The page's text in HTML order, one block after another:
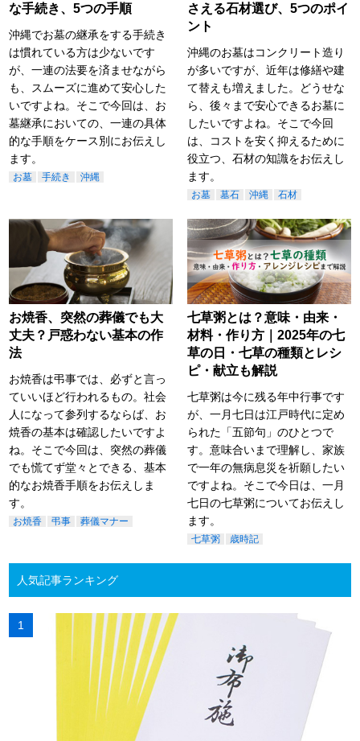
な手続き、5つの手順
沖縄でお墓の継承をする手続き
は慣れている方は少ないです
が、一連の法要を済ませながら
も、スムーズに進めて安心した
いですよね。そこで今回は、お
墓継承においての、一連の具体
的な手順をケース別にお伝えし
ます。
お墓 手続き 沖縄
さえる石材選び、5つのポイ
ント
沖縄のお墓はコンクリート造り
が多いですが、近年は修繕や建
て替えも増えました。どうせな
ら、後々まで安心できるお墓に
したいですよね。そこで今回
は、コストを安く抑えるために
役立つ、石材の知識をお伝えし
ます。
お墓 墓石 沖縄 石材
お焼香、突然の葬儀でも大
丈夫？戸惑わない基本の作
法
お焼香は弔事では、必ずと言っ
ていいほど行われるもの。社会
人になって参列するならば、お
焼香の基本は確認したいですよ
ね。そこで今回は、突然の葬儀
でも慌てず堂々とできる、基本
的なお焼香手順をお伝えしま
す。
お焼香 弔事 葬儀マナー
七草粥とは？意味・由来・
材料・作り方｜2025年の七
草の日・七草の種類とレシ
ピ・献立も解説
七草粥は今に残る年中行事です
が、一月七日は江戸時代に定め
られた「五節句」のひとつで
す。意味合いまで理解し、家族
で一年の無病息災を祈願したい
ですよね。そこで今日は、一月
七日の七草粥についてお伝えし
ます。
七草粥 歳時記
人気記事ランキング